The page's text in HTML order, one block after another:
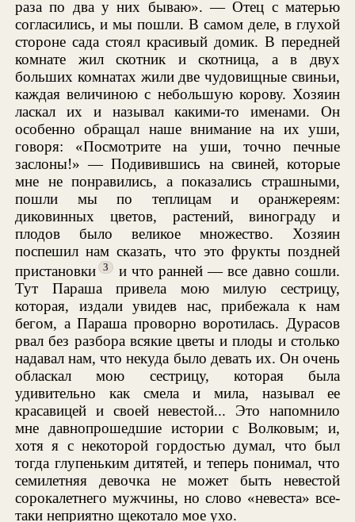
раза по два у них бываю». — Отец с матерью
согласились, и мы пошли. В самом деле, в глухой
стороне сада стоял красивый домик. В передней
комнате жил скотник и скотница, а в двух
больших комнатах жили две чудовищные свиньи,
каждая величиною с небольшую корову. Хозяин
ласкал их и называл какими-то именами. Он
особенно обращал наше внимание на их уши,
говоря: «Посмотрите на уши, точно печные
заслоны!» — Подивившись на свиней, которые
мне не понравились, а показались страшными,
пошли мы по теплицам и оранжереям:
диковинных цветов, растений, винограду и
плодов было великое множество. Хозяин
поспешил нам сказать, что это фрукты поздней
пристановки
3
и что ранней — все давно сошли.
Тут Параша привела мою милую сестрицу,
которая, издали увидев нас, прибежала к нам
бегом, а Параша проворно воротилась. Дурасов
рвал без разбора всякие цветы и плоды и столько
надавал нам, что некуда было девать их. Он очень
обласкал мою сестрицу, которая была
удивительно как смела и мила, называл ее
красавицей и своей невестой... Это напомнило
мне давнопрошедшие истории с Волковым; и,
хотя я с некоторой гордостью думал, что был
тогда глупеньким дитятей, и теперь понимал, что
семилетняя девочка не может быть невестой
сорокалетнего мужчины, но слово «невеста» все-
таки неприятно щекотало мое ухо.